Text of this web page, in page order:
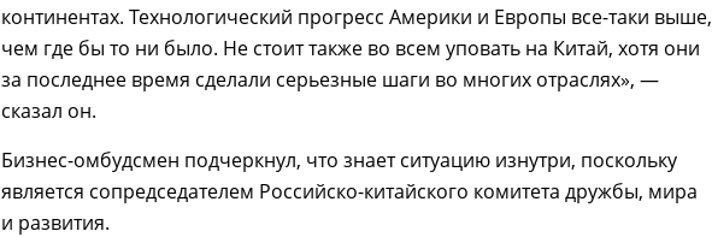
континентах. Технологический прогресс Америки и Европы все-таки выше,
чем где бы то ни было. Не стоит также во всем уповать на Китай, хотя они
за последнее время сделали серьезные шаги во многих отраслях», —
сказал он.
Бизнес-омбудсмен подчеркнул, что знает ситуацию изнутри, поскольку
является сопредседателем Российско-китайского комитета дружбы, мира
и развития.